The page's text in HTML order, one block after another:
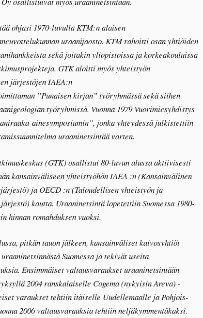
ohjasi 1970-luvulla KTM:n alaisen
uraanijaosto. KTM rahoitti osan yhtiöiden
sekä joitakin yliopistoissa ja korkeakouluissa
GTK aloitti myös yhteistyön
järjestöjen IAEA:n
”Punaisen kirjan” työryhmässä sekä siihen
työryhmissä. Vuonna 1979 Vuorimiesyhdistys
ainesymposiumin”, jonka yhteydessä julkistettiin
uraaninetsintää varten.
(GTK) osallistui 80-luvun alussa aktiivisesti
kansainväliseen yhteistyöhön IAEA :n (Kansainvälinen
ja OECD :n (Taloudellisen yhteistyön ja
kautta. Uraaninetsintä lopetettiin Suomessa 1980-
hinnan romahduksen vuoksi.
pitkän tauon jälkeen, kansainväliset kaivosyhtiöt
Suomessa ja tekivät useita
Ensimmäiset valtausvaraukset uraaninetsintään
2004 ranskalaiselle Cogema (nykyisin Areva) -
varaukset tehtiin itäiselle Uudellemaalle ja Pohjois-
2006 valtausvarauksia tehtiin neljäkymmentäkaksi.